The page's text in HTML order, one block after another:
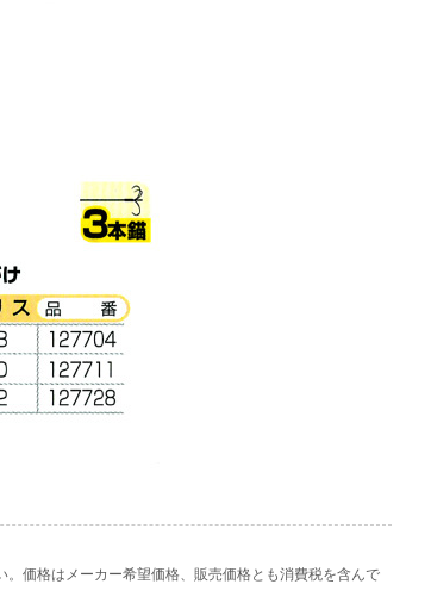
価格はメーカー希望価格、販売価格とも消費税を含んで